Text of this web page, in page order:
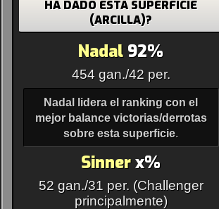
HA DADO ESTA SUPERFICIE
(ARCILLA)?
Nadal 92%
454 gan./42 per.
Nadal lidera el ranking con el
mejor balance victorias/derrotas
sobre esta superficie.
Sinnerx%
52 gan./31 per. (Challenger
principalmente)